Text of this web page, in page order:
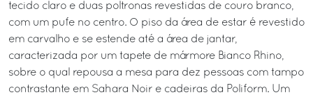
tecido claro e duas poltronas revestidas de couro branco,
com um pufe no centro. O piso da área de estar é revestido
em carvalho e se estende até a área de jantar,
caracterizada por um tapete de mármore Bianco Rhino,
sobre o qual repousa a mesa para dez pessoas com tampo
contrastante em Sahara Noir e cadeiras da Poliform. Um